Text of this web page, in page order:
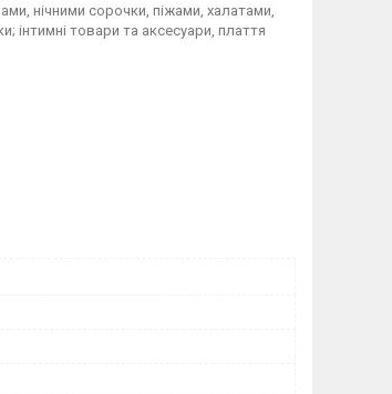
нічними сорочки, піжами, халатами,
товари та аксесуари, плаття